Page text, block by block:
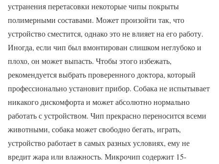
устранения перетасовки некоторые чипы покрыты
полимерными составами. Может произойти так, что
устройство сместится, однако это не влияет на его работу.
Иногда, если чип был вмонтирован слишком неглубоко и
плохо, он может выпасть. Чтобы этого избежать,
рекомендуется выбрать проверенного доктора, который
профессионально установит прибор. Собака не испытывает
никакого дискомфорта и может абсолютно нормально
работать с устройством. Чип прекрасно переносится всеми
животными, собака может свободно бегать, играть,
устройство работает в самых разных условиях, ему не
вредит жара или влажность. Микрочип содержит 15-